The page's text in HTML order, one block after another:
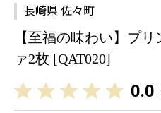
長崎県 佐々町
【至福の味わい】プ
ァ2枚 [QAT020]
0.0